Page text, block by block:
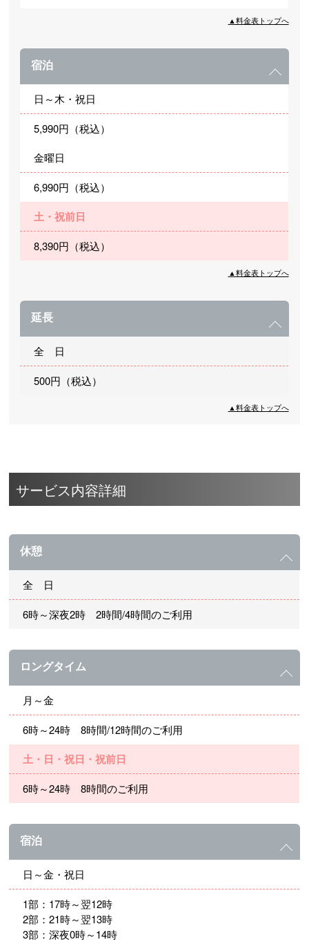
▲料金表トップへ
宿泊
日～木・祝日
5,990円（税込）
金曜日
6,990円（税込）
土・祝前日
8,390円（税込）
▲料金表トップへ
延長
全 日
500円（税込）
▲料金表トップへ
サービス内容詳細
休憩
全 日
6時～深夜2時 2時間/4時間のご利用
ロングタイム
月～金
6時～24時 8時間/12時間のご利用
土・日・祝日・祝前日
6時～24時 8時間のご利用
宿泊
日～金・祝日
1部：17時～翌12時
2部：21時～翌13時
3部：深夜0時～14時